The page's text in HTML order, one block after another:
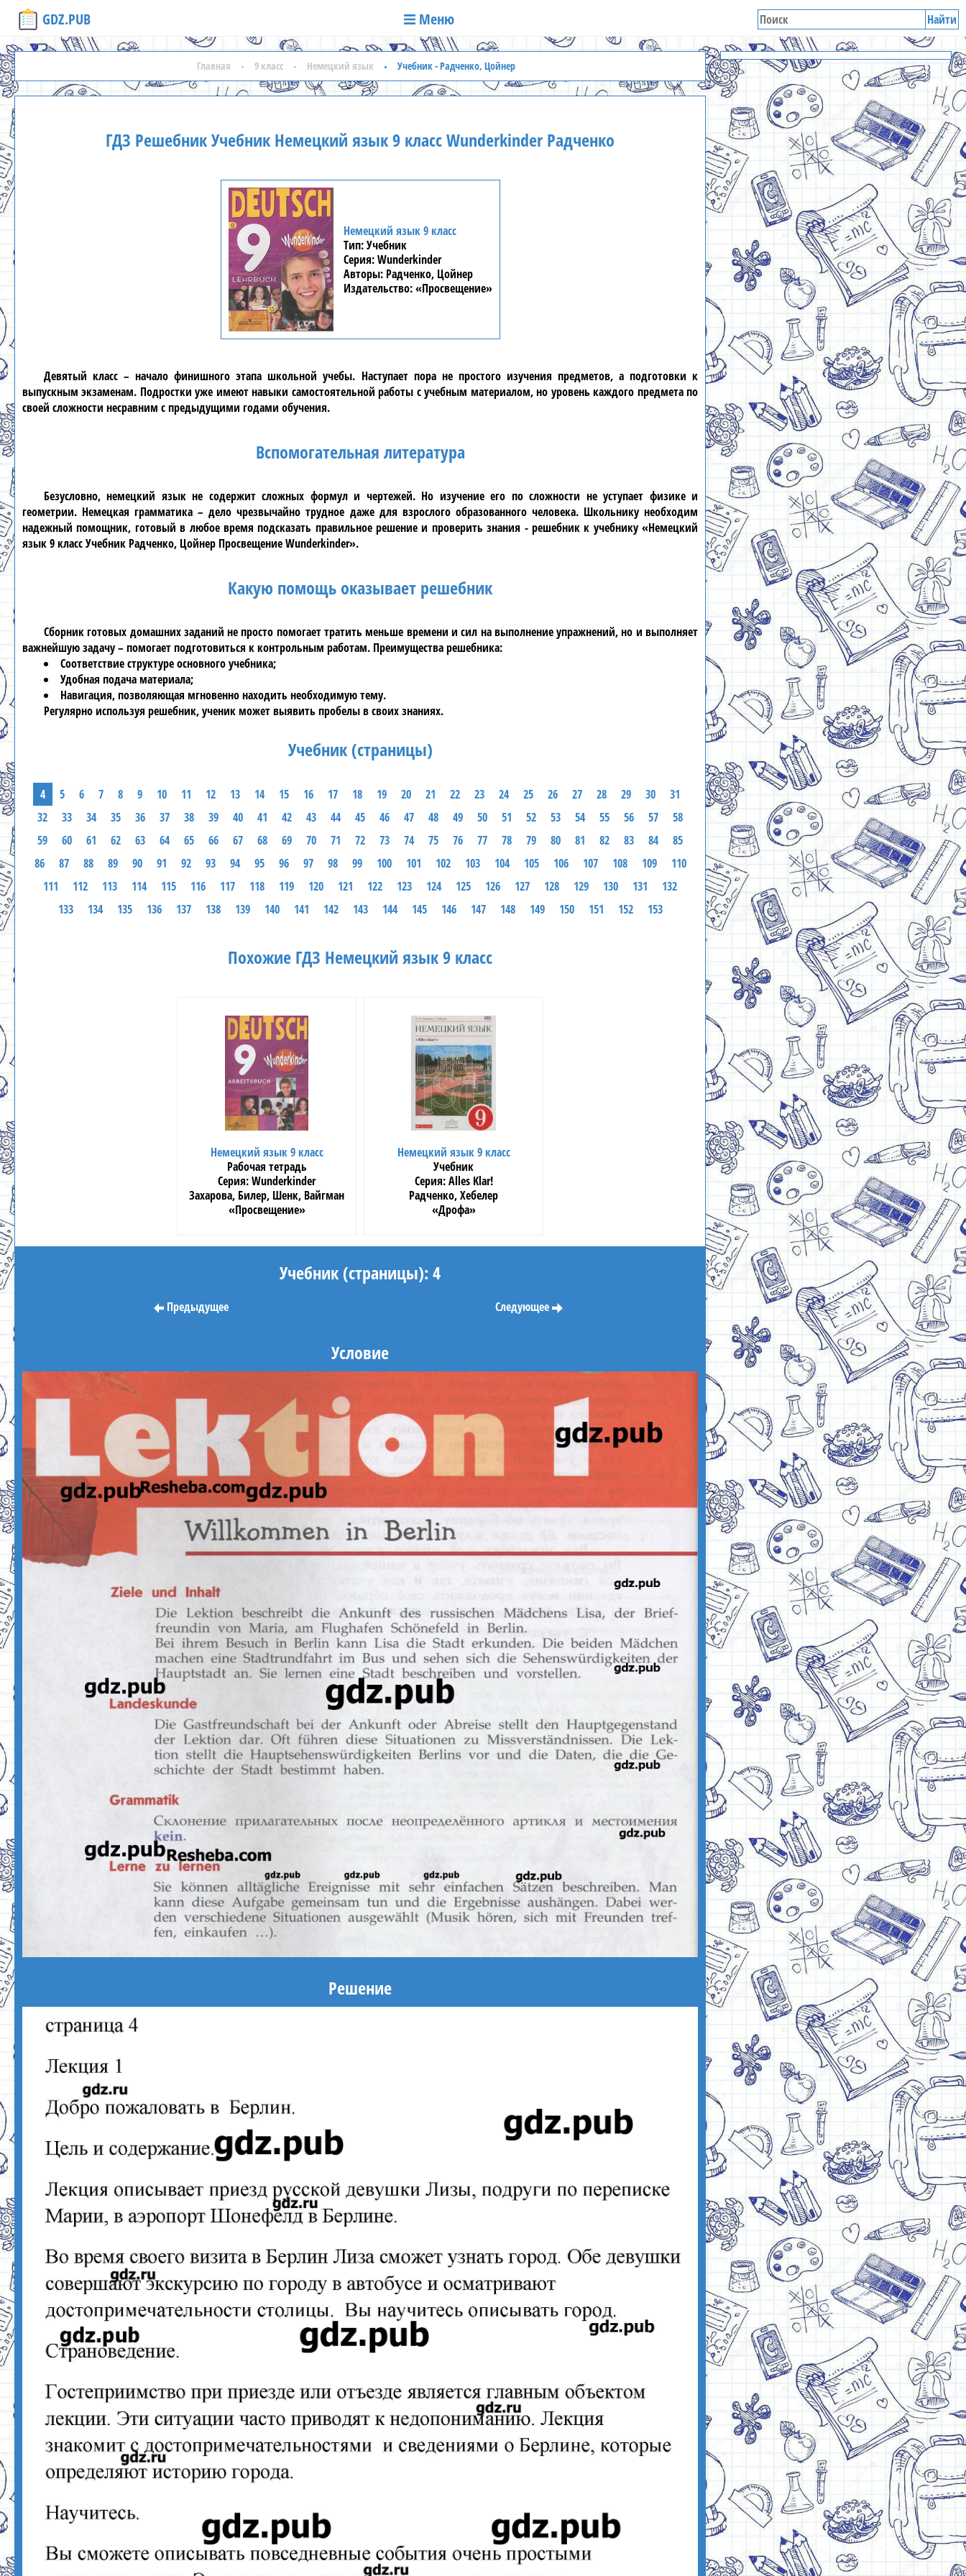
GDZ.PUB Меню Найти
Главная 9 класс Немецкий язык Учебник - Радченко, Цойнер
ГДЗ Решебник Учебник Немецкий язык 9 класс Wunderkinder Радченко
Немецкий язык 9 класс
Учебник
Wunderkinder
Радченко, Цойнер
«Просвещение»
Девятый класс – начало финишного этапа школьной учебы. Наступает пора не простого изучения предметов, а подготовки к
выпускным экзаменам. Подростки уже имеют навыки самостоятельной работы с учебным материалом, но уровень каждого предмета по
своей сложности несравним с предыдущими годами обучения.
Вспомогательная литература
Безусловно,немецкий языкне содержит сложных формул и чертежей. Но изучение его по сложности не уступает физике и
геометрии. Немецкая грамматика – дело чрезвычайно трудное даже для взрослого образованного человека. Школьнику необходим
надежный помощник, готовый в любое время подсказать правильное решение и проверить знания - решебник к учебнику «Немецкий
язык 9 класс Учебник Радченко, Цойнер Просвещение Wunderkinder».
Какую помощь оказывает решебник
Сборникготовых домашних заданий не просто помогает тратить меньше времени и сил на выполнение упражнений, но и выполняет
важнейшую задачу – помогает подготовиться к контрольным работам. Преимуществарешебника:
Соответствие структуре основного учебника;
Удобная подача материала;
Навигация, позволяющая мгновенно находить необходимую тему.
Регулярно используя решебник, ученик может выявить пробелы в своих знаниях.
Учебник (страницы)
4 5 6 7 8 9 10 11 12 13 14 15 16 17 18 19 20 21 22 23 24 25 26 27 28 29 30
31
32
33 34 35 36 37 38 39 40 41 42 43 44 45 46 47 48 49 50 51 52 53 54 55 56 57
58
59
60 61 62 63 64 65 66 67 68 69 70 71 72 73 74 75 76 77 78 79 80 81 82 83 84
85
86
87 88 89 90 91 92 93 94 95 96 97 98 99 100 101 102 103 104 105 106 107 108 109
110
111
112 113 114 115 116 117 118 119 120 121 122 123 124 125 126 127 128 129 130 131
132
133
134 135 136 137 138 139 140 141 142 143 144 145 146 147 148 149 150 151 152 153
Похожие ГДЗ Немецкий язык 9 класс
Немецкий язык 9 класс
Рабочая тетрадь
Wunderkinder
Захарова, Билер, Шенк, Вайгман
«Просвещение»
Немецкий язык 9 класс
Учебник
Alles Klar!
Радченко, Хебелер
«Дрофа»
Учебник (страницы): 4
Предыдущее Следующее
Условие
Решение